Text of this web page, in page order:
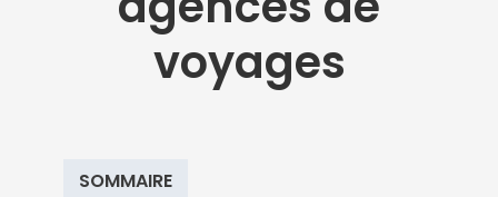
voyages
SOMMAIRE